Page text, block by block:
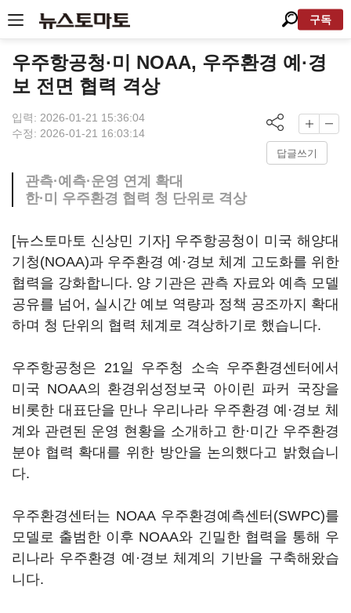
구독
우주항공청·미 NOAA, 우주환경 예·경
보 전면 협력 격상
입력: 2026-01-21 15:36:04
수정: 2026-01-21 16:03:14
답글쓰기
관측·예측·운영 연계 확대
한·미 우주환경 협력 청 단위로 격상
[뉴스토마토 신상민 기자] 우주항공청이 미국 해양대
기청(NOAA)과 우주환경 예·경보 체계 고도화를 위한
협력을 강화합니다. 양 기관은 관측 자료와 예측 모델
공유를 넘어, 실시간 예보 역량과 정책 공조까지 확대
하며 청 단위의 협력 체계로 격상하기로 했습니다.
우주항공청은 21일 우주청 소속 우주환경센터에서
미국 NOAA의 환경위성정보국 아이린 파커 국장을
비롯한 대표단을 만나 우리나라 우주환경 예·경보 체
계와 관련된 운영 현황을 소개하고 한·미간 우주환경
분야 협력 확대를 위한 방안을 논의했다고 밝혔습니
다.
우주환경센터는 NOAA 우주환경예측센터(SWPC)를
모델로 출범한 이후 NOAA와 긴밀한 협력을 통해 우
리나라 우주환경 예·경보 체계의 기반을 구축해왔습
니다.